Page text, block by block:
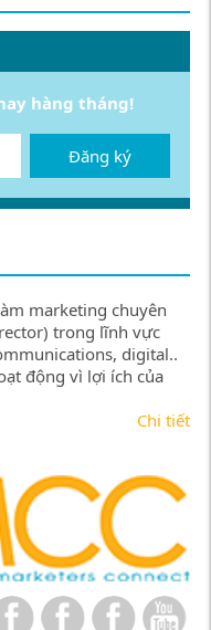
hàng tháng!
Đăng ký
marketing chuyên
trong lĩnh vực
digital..
động vì lợi ích của
Chi tiết